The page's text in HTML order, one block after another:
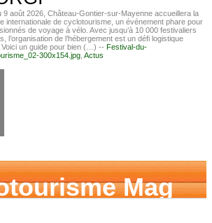
9 août 2026, Château-Gontier-sur-Mayenne accueillera la
internationale de cyclotourisme, un événement phare pour
de voyage à vélo. Avec jusqu’à 10 000 festivaliers
l’organisation de l’hébergement est un défi logistique
Voici un guide pour bien (…) -- Festival-du-
300x154.jpg Actus
Mag